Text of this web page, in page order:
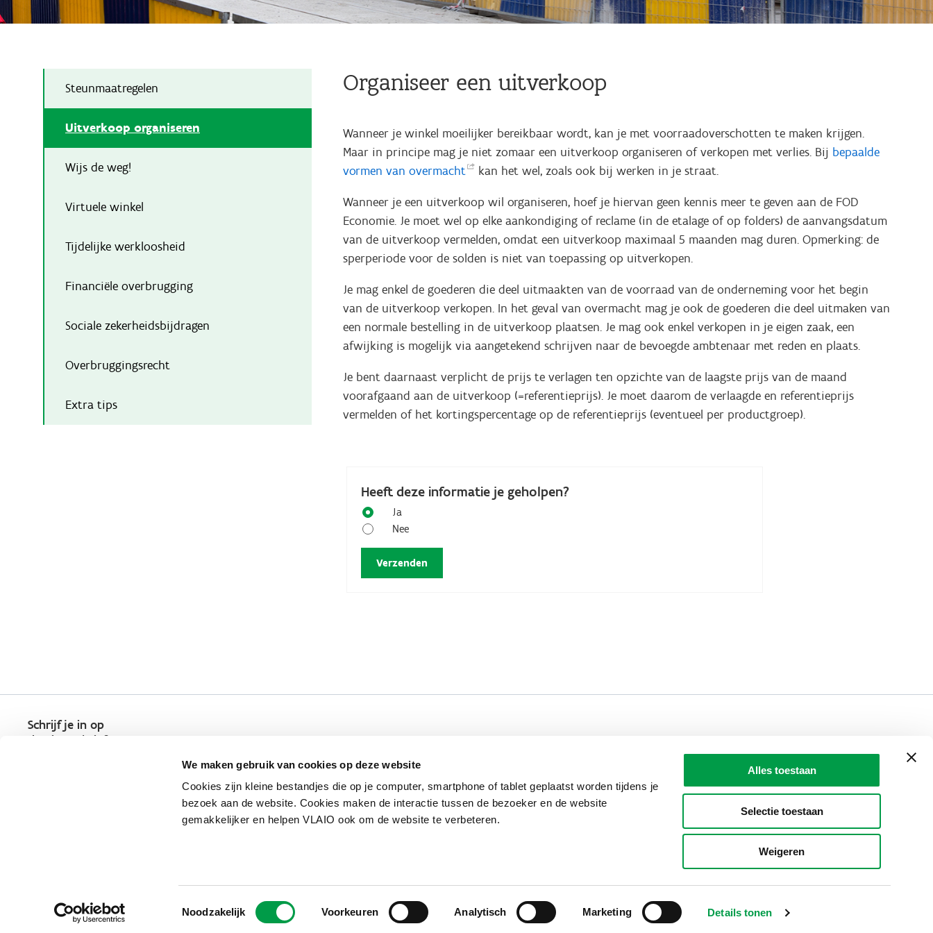
We maken gebruik van cookies op deze website
Cookies zijn kleine bestandjes die op je computer, smartphone of tablet geplaatst worden tijdens je
bezoek aan de website. Cookies maken de interactie tussen de bezoeker en de website
gemakkelijker en helpen VLAIO ook om de website te verbeteren.
Toestemmingsselectie
Noodzakelijk Voorkeuren Analytisch Marketing Details tonen
Alles toestaan
Selectie toestaan
Weigeren
Steunmaatregelen
Uitverkoop organiseren
Wijs de weg!
Virtuele winkel
Tijdelijke werkloosheid
Financiële overbrugging
Sociale zekerheidsbijdragen
Overbruggingsrecht
Extra tips
Organiseer een uitverkoop
Wanneer je winkel moeilijker bereikbaar wordt, kan je met voorraadoverschotten te maken krijgen.
Maar in principe mag je niet zomaar een uitverkoop organiseren of verkopen met verlies. Bij bepaalde
vormen van overmacht kan het wel, zoals ook bij werken in je straat.
Wanneer je een uitverkoop wil organiseren, hoef je hiervan geen kennis meer te geven aan de FOD
Economie. Je moet wel op elke aankondiging of reclame (in de etalage of op folders) de aanvangsdatum
van de uitverkoop vermelden, omdat een uitverkoop maximaal 5 maanden mag duren. Opmerking: de
sperperiode voor de solden is niet van toepassing op uitverkopen.
Je mag enkel de goederen die deel uitmaakten van de voorraad van de onderneming voor het begin
van de uitverkoop verkopen. In het geval van overmacht mag je ook de goederen die deel uitmaken van
een normale bestelling in de uitverkoop plaatsen. Je mag ook enkel verkopen in je eigen zaak, een
afwijking is mogelijk via aangetekend schrijven naar de bevoegde ambtenaar met reden en plaats.
Je bent daarnaast verplicht de prijs te verlagen ten opzichte van de laagste prijs van de maand
voorafgaand aan de uitverkoop (=referentieprijs). Je moet daarom de verlaagde en referentieprijs
vermelden of het kortingspercentage op de referentieprijs (eventueel per productgroep).
Heeft deze informatie je geholpen?
Ja
Nee
Schrijf je in op
de nieuwsbrief
Communicatieverplichtingen & logo'sKlachten, meldingen & fraudebestrijding
uitgegeven door VLAIO
PRIVACYBELEID
TOEGANKELIJKHEID COOKIES